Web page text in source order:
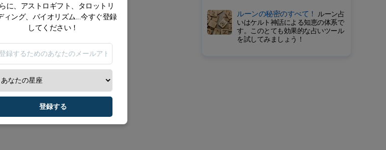
ルーンの秘密のすべて！ ルーン占
いはケルト神話による知恵の体系で
す。このとても効果的な占いツール
を試してみましょう！
に、アストロギフト、タロットリ
ィング、バイオリズム...今すぐ登録
してください！
登録する